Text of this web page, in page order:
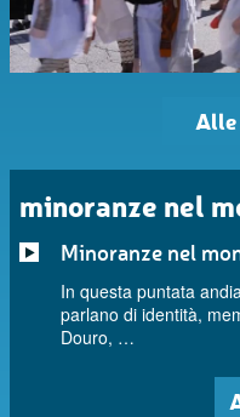
Alle
minoranze nel
Minoranze nel
In questa puntata
parlano di identità,
Douro, …